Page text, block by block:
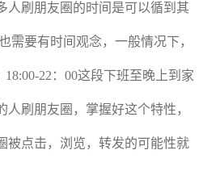
人刷朋友圈的时间是可以循到其
需要有时间观念，一般情况下，
18:00-22：00这段下班至晚上到家
刷朋友圈，掌握好这个特性，
被点击，浏览，转发的可能性就